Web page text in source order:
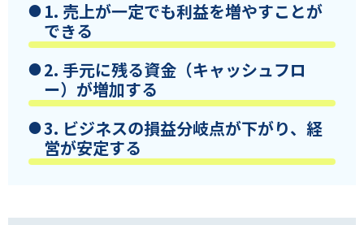
1. 売上が一定でも利益を増やすことが
できる
2. 手元に残る資金（キャッシュフロ
ー）が増加する
3. ビジネスの損益分岐点が下がり、経
営が安定する